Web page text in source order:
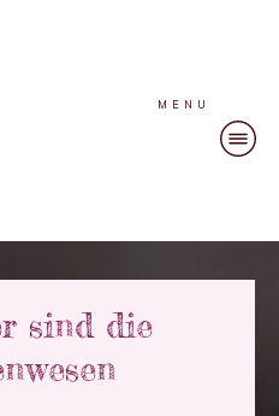
MENU
sind die